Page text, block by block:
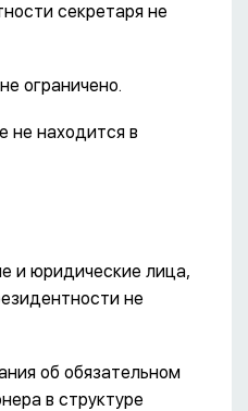
секретаря не
ограничено.
не находится в
и юридические лица,
не
об обязательном
в структуре